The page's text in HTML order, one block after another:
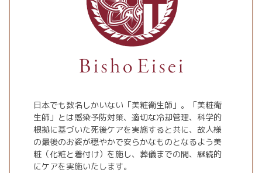
日本でも数名しかいない「美粧衛生師」。「美粧衛
生師」とは感染予防対策、適切な冷却管理、科学的
根拠に基づいた死後ケアを実施すると共に、故人様
の最後のお姿が穏やかで安らかなものとなるよう美
粧（化粧と着付け）を施し、葬儀までの間、継続的
にケアを実施いたします。